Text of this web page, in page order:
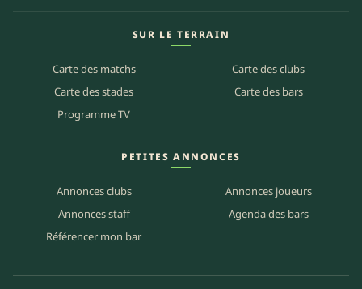
SUR LE TERRAIN
Carte des matchs
Carte des clubs
Carte des stades
Carte des bars
Programme TV
PETITES ANNONCES
Annonces clubs
Annonces joueurs
Annonces staff
Agenda des bars
Référencer mon bar